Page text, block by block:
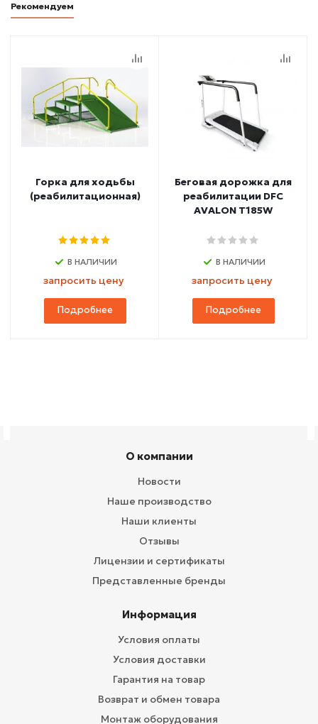
Рекомендуем
Горка для ходьбы
(реабилитационная)
В НАЛИЧИИ
запросить цену
Подробнее
Беговая дорожка для
реабилитации DFC
AVALON T185W
В НАЛИЧИИ
запросить цену
Подробнее
О компании
Новости
Наше производство
Наши клиенты
Отзывы
Лицензии и сертификаты
Представленные бренды
Информация
Условия оплаты
Условия доставки
Гарантия на товар
Возврат и обмен товара
Монтаж оборудования